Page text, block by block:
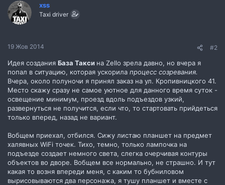
xss
Taxi driver
19 Жов 2014 #2
Идея создания База Такси на Zello зрела давно, но вчера я
попал в ситуацию, которая ускорила процесс созревания.
Вчера, около полуночи я принял заказ на ул. Кропивницкого 41.
Место скажу сразу не самое уютное для данного время суток -
освещение минимум, проезд вдоль подъездов узкий,
развернуться не получится, если что, то стартовать прийдеться
только вперед, назад не вариант.
Вобщем приехал, отбился. Сижу листаю планшет на предмет
халявных WiFi точек. Тихо, темно, только лампочка на
подъезде создает немного света, слегка очерчивая контуры
объектов во дворе. Вобщем все нормально, не страшно. И тут
какая то возня впереди меня, с каким то бубниловом
вырисовываются два персонажа, я тушу планшет и вместе с